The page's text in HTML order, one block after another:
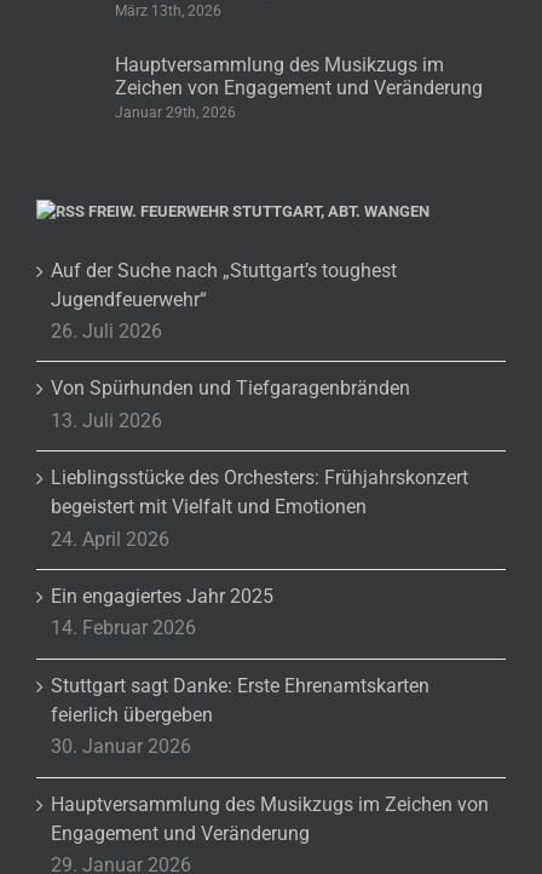
März 13th, 2026
Hauptversammlung des Musikzugs im
Zeichen von Engagement und Veränderung
Januar 29th, 2026
FREIW. FEUERWEHR STUTTGART, ABT. WANGEN
Auf der Suche nach „Stuttgart’s toughest
Jugendfeuerwehr“
26. Juli 2026
Von Spürhunden und Tiefgaragenbränden
13. Juli 2026
Lieblingsstücke des Orchesters: Frühjahrskonzert
begeistert mit Vielfalt und Emotionen
24. April 2026
Ein engagiertes Jahr 2025
14. Februar 2026
Stuttgart sagt Danke: Erste Ehrenamtskarten
feierlich übergeben
30. Januar 2026
Hauptversammlung des Musikzugs im Zeichen von
Engagement und Veränderung
29. Januar 2026